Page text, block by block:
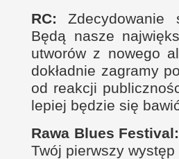
RC: Zdecydowanie
Będą nasze
utworów z nowego
dokład­nie zagramy
od reak­cji
lepiej będzie się
Rawa Blues Festival:
Twój pierw­szy występ